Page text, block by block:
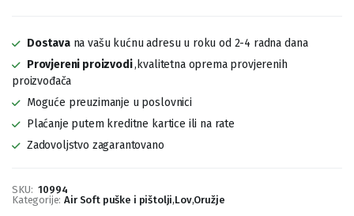
Dostavana vašu kućnu adresu u roku od 2-4 radna dana
Provjereni proizvodi,kvalitetna oprema provjerenih
proizvođača
Moguće preuzimanje u poslovnici
Plaćanje putem kreditne kartice ili na rate
Zadovoljstvo zagarantovano
SKU: 10994
Kategorije: Air Soft puške i pištolji,Lov,Oružje